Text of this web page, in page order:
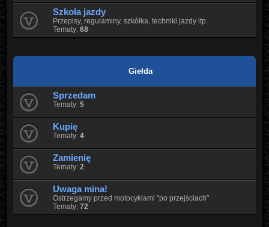
Szkoła jazdy
Przepisy, regulaminy, szkółka, techniki jazdy itp.
Tematy: 68
Giełda
Sprzedam
Tematy: 5
Kupię
Tematy: 4
Zamienię
Tematy: 2
Uwaga mina!
Ostrzegamy przed motocyklami "po przejściach"
Tematy: 72